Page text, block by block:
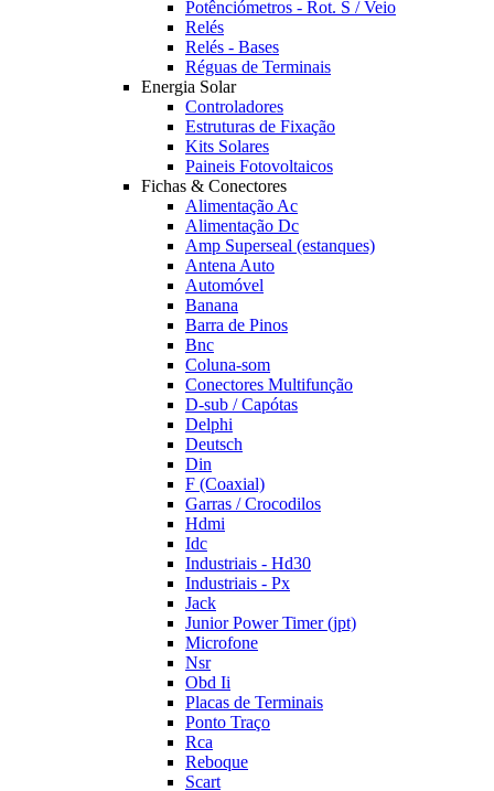
Potênciómetros - Rot. S / Veio
Relés
Relés - Bases
Réguas de Terminais
Energia Solar
Controladores
Estruturas de Fixação
Kits Solares
Paineis Fotovoltaicos
Fichas & Conectores
Alimentação Ac
Alimentação Dc
Amp Superseal (estanques)
Antena Auto
Automóvel
Banana
Barra de Pinos
Bnc
Coluna-som
Conectores Multifunção
D-sub / Capótas
Delphi
Deutsch
Din
F (Coaxial)
Garras / Crocodilos
Hdmi
Idc
Industriais - Hd30
Industriais - Px
Jack
Junior Power Timer (jpt)
Microfone
Nsr
Obd Ii
Placas de Terminais
Ponto Traço
Rca
Reboque
Scart